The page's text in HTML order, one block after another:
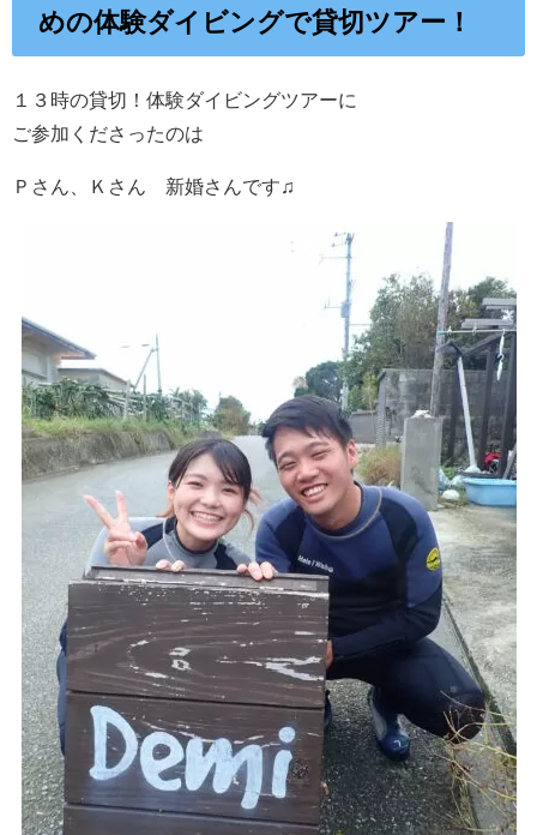
めの体験ダイビングで貸切ツアー！
１３時の貸切！体験ダイビングツアーに
ご参加くださったのは
Ｐさん、Ｋさん 新婚さんです♫